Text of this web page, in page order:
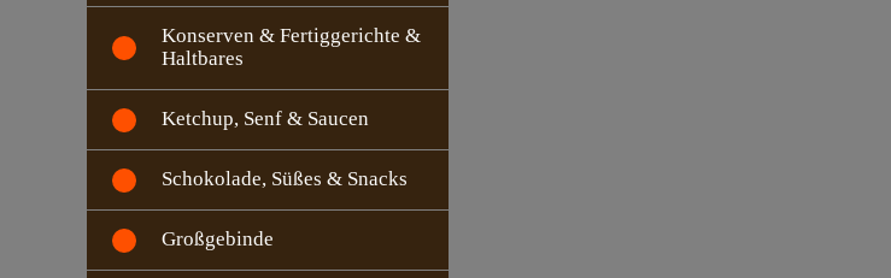
Konserven & Fertiggerichte &
Haltbares
Ketchup, Senf & Saucen
Schokolade, Süßes & Snacks
Großgebinde